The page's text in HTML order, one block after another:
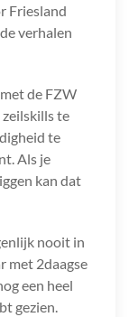
Friesland
verhalen
de FZW
te
te
Als je
kan dat
nooit in
met 2daagse
een heel
gezien.